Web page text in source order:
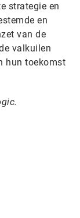
strategie en
en
van de
valkuilen
hun toekomst